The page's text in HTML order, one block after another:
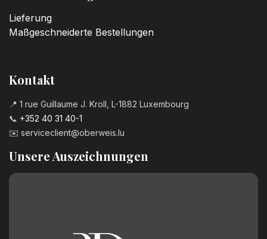
Lieferung
Maßgeschneiderte Bestellungen
Kontakt
📍 1 rue Guillaume J. Kroll, L-1882 Luxembourg
📞 +352 40 31 40-1
✉️ serviceclient@oberweis.lu
Unsere Auszeichnungen